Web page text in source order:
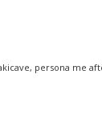
persona me